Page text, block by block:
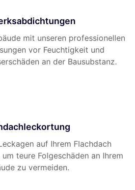
mit unseren professionellen
vor Feuchtigkeit und
an der Bausubstanz.
auf Ihrem Flachdach
teure Folgeschäden an Ihrem
zu vermeiden.